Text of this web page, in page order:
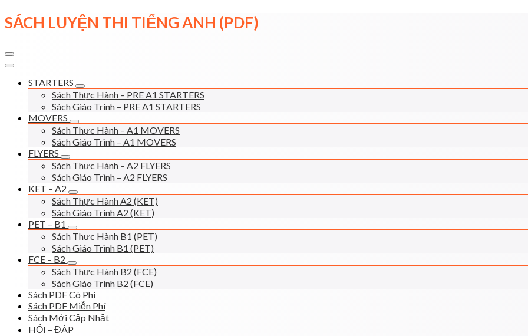
Skip
to
SÁCH LUYỆN THI TIẾNG ANH (PDF)
STARTERS
Sách Thực Hành – PRE A1 STARTERS
Sách Giáo Trình – PRE A1 STARTERS
MOVERS
Sách Thực Hành – A1 MOVERS
Sách Giáo Trình – A1 MOVERS
FLYERS
Sách Thực Hành – A2 FLYERS
Sách Giáo Trình – A2 FLYERS
KET – A2
Sách Thực Hành A2 (KET)
Sách Giáo Trình A2 (KET)
PET – B1
Sách Thực Hành B1 (PET)
Sách Giáo Trình B1 (PET)
FCE – B2
Sách Thực Hành B2 (FCE)
Sách Giáo Trình B2 (FCE)
Sách PDF Có Phí
Sách PDF Miễn Phí
Sách Mới Cập Nhật
HỎI – ĐÁP